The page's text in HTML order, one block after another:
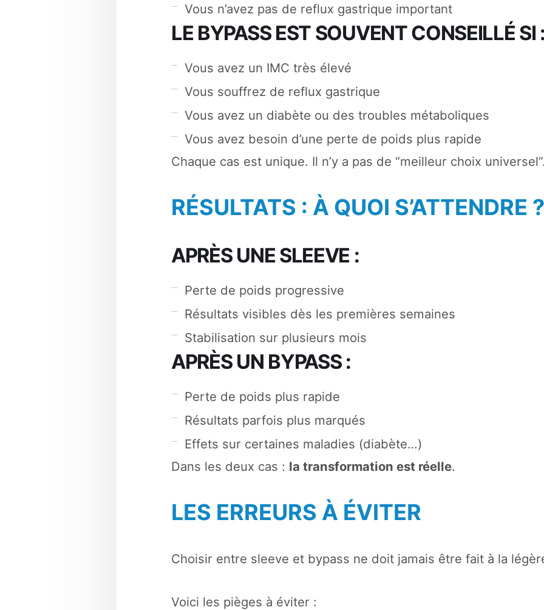
Vous n’avez pas de reflux gastrique important
LE BYPASS EST SOUVENT CONSEILLÉ SI
Vous avez un IMC très élevé
Vous souffrez de reflux gastrique
Vous avez un diabète ou des troubles métaboliques
Vous avez besoin d’une perte de poids plus rapide
Chaque cas est unique. Il n’y a pas de “meilleur choix
RÉSULTATS : À QUOI S’ATTENDRE ?
APRÈS UNE SLEEVE :
Perte de poids progressive
Résultats visibles dès les premières semaines
Stabilisation sur plusieurs mois
APRÈS UN BYPASS :
Perte de poids plus rapide
Résultats parfois plus marqués
Effets sur certaines maladies (diabète…)
Dans les deux cas : la transformation est réelle.
LES ERREURS À ÉVITER
Choisir entre sleeve et bypass ne doit jamais être fait à la
Voici les pièges à éviter :